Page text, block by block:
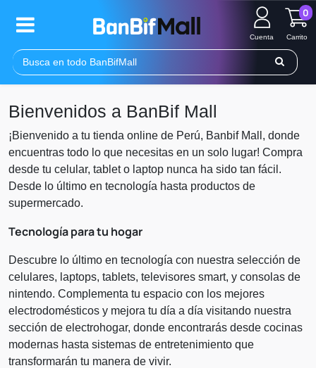
Cuenta Carrito
0
Bienvenidos a BanBif Mall
¡Bienvenido a tu tienda online de Perú, Banbif Mall, donde
encuentras todo lo que necesitas en un solo lugar! Compra
desde tu celular, tablet o laptop nunca ha sido tan fácil.
Desde lo último en tecnología hasta productos de
supermercado.
Tecnología para tu hogar
Descubre lo último en tecnología con nuestra selección de
celulares, laptops, tablets, televisores smart, y consolas de
nintendo. Complementa tu espacio con los mejores
electrodomésticos y mejora tu día a día visitando nuestra
sección de electrohogar, donde encontrarás desde cocinas
modernas hasta sistemas de entretenimiento que
transformarán tu manera de vivir.